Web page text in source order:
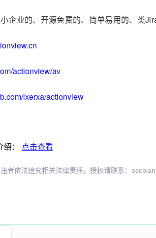
企业的、开源免费的、简单易用的、类
actionview/av
lxerxa/actionview
绍： 点击查看
者依法追究相关法律责任。授权请联系：